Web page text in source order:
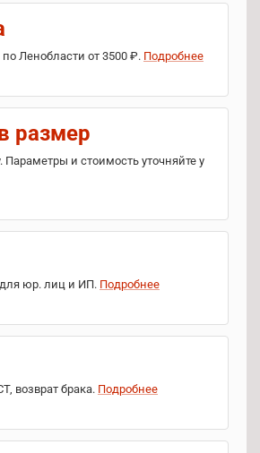
Ленобласти от 3500 ₽. Подробнее
размер
Параметры и стоимость уточняйте у
для юр. лиц и ИП. Подробнее
возврат брака. Подробнее